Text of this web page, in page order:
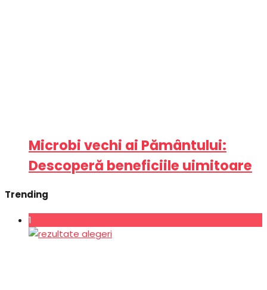
Microbi vechi ai Pământului:
Descoperă beneficiile uimitoare
Trending
1